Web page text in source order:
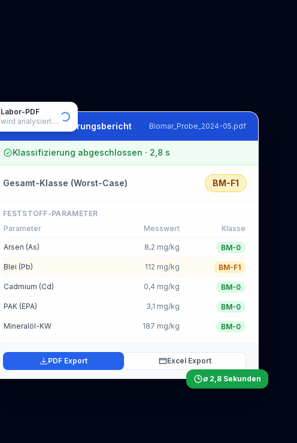
EBV-Klassifizierungsbericht Biomar_Probe_2024-05.pdf
Klassifizierung abgeschlossen · 2,8 s
Gesamt-Klasse (Worst-Case) BM-F1
FESTSTOFF-PARAMETER
Parameter
Messwert Klasse
Arsen (As) 8,2 mg/kg BM-0
Blei (Pb) 112 mg/kg BM-F1
Cadmium (Cd) 0,4 mg/kg BM-0
PAK (EPA) 3,1 mg/kg BM-0
Mineralöl-KW 187 mg/kg BM-0
PDF Export Excel Export
Labor-PDF
wird analysiert…
∅ 2,8 Sekunden